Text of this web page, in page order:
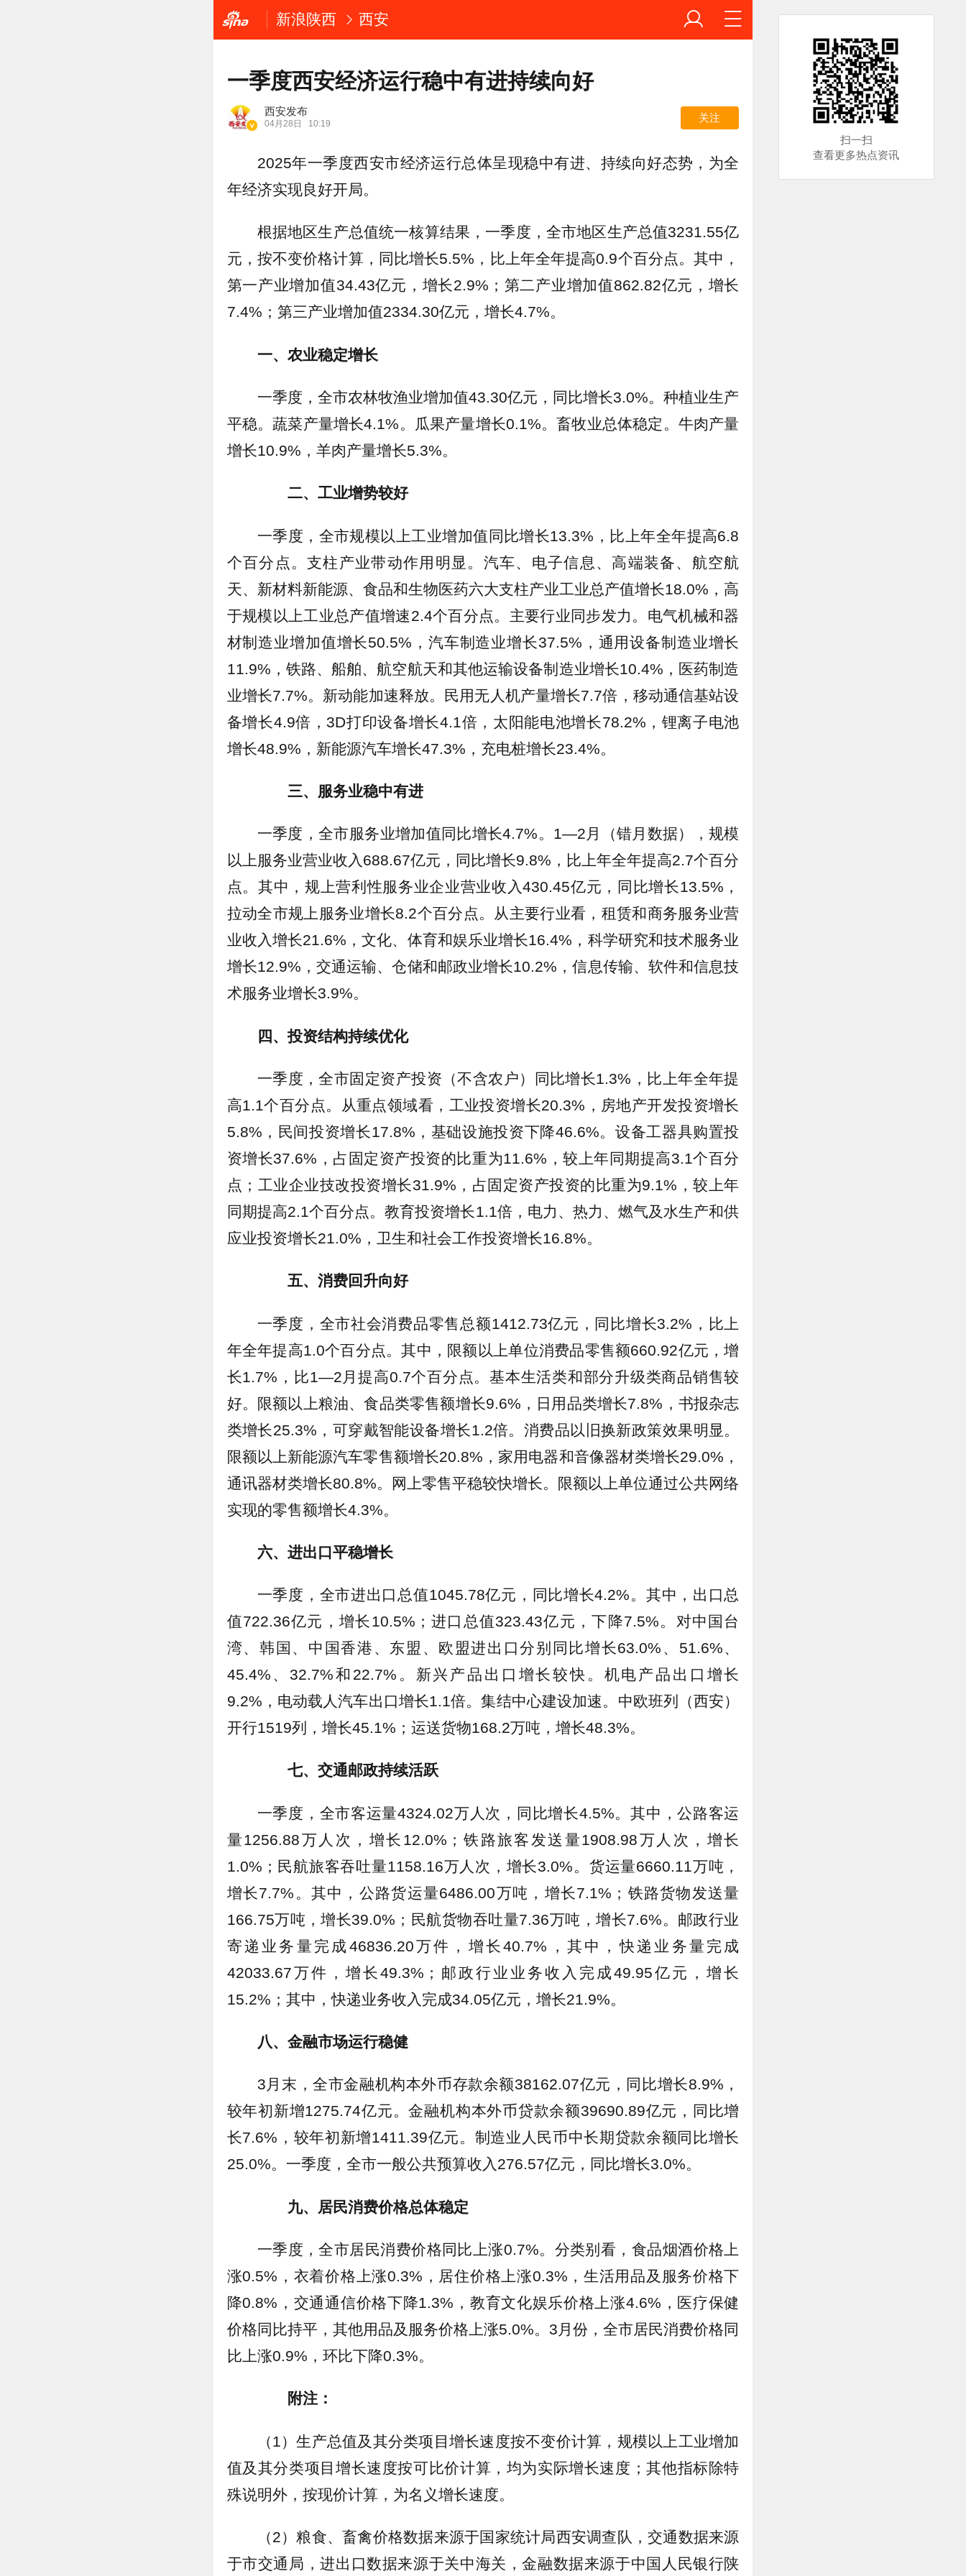
新浪陕西 西安
一季度西安经济运行稳中有进持续向好
西安发布
04月28日 10:19
关注
2025年一季度西安市经济运行总体呈现稳中有进、持续向好态势，为全
年经济实现良好开局。
根据地区生产总值统一核算结果，一季度，全市地区生产总值3231.55亿
元，按不变价格计算，同比增长5.5%，比上年全年提高0.9个百分点。其中，
第一产业增加值34.43亿元，增长2.9%；第二产业增加值862.82亿元，增长
7.4%；第三产业增加值2334.30亿元，增长4.7%。
一、农业稳定增长
一季度，全市农林牧渔业增加值43.30亿元，同比增长3.0%。种植业生产
平稳。蔬菜产量增长4.1%。瓜果产量增长0.1%。畜牧业总体稳定。牛肉产量
增长10.9%，羊肉产量增长5.3%。
二、工业增势较好
一季度，全市规模以上工业增加值同比增长13.3%，比上年全年提高6.8
个百分点。支柱产业带动作用明显。汽车、电子信息、高端装备、航空航
天、新材料新能源、食品和生物医药六大支柱产业工业总产值增长18.0%，高
于规模以上工业总产值增速2.4个百分点。主要行业同步发力。电气机械和器
材制造业增加值增长50.5%，汽车制造业增长37.5%，通用设备制造业增长
11.9%，铁路、船舶、航空航天和其他运输设备制造业增长10.4%，医药制造
业增长7.7%。新动能加速释放。民用无人机产量增长7.7倍，移动通信基站设
备增长4.9倍，3D打印设备增长4.1倍，太阳能电池增长78.2%，锂离子电池
增长48.9%，新能源汽车增长47.3%，充电桩增长23.4%。
三、服务业稳中有进
一季度，全市服务业增加值同比增长4.7%。1—2月（错月数据），规模
以上服务业营业收入688.67亿元，同比增长9.8%，比上年全年提高2.7个百分
点。其中，规上营利性服务业企业营业收入430.45亿元，同比增长13.5%，
拉动全市规上服务业增长8.2个百分点。从主要行业看，租赁和商务服务业营
业收入增长21.6%，文化、体育和娱乐业增长16.4%，科学研究和技术服务业
增长12.9%，交通运输、仓储和邮政业增长10.2%，信息传输、软件和信息技
术服务业增长3.9%。
四、投资结构持续优化
一季度，全市固定资产投资（不含农户）同比增长1.3%，比上年全年提
高1.1个百分点。从重点领域看，工业投资增长20.3%，房地产开发投资增长
5.8%，民间投资增长17.8%，基础设施投资下降46.6%。设备工器具购置投
资增长37.6%，占固定资产投资的比重为11.6%，较上年同期提高3.1个百分
点；工业企业技改投资增长31.9%，占固定资产投资的比重为9.1%，较上年
同期提高2.1个百分点。教育投资增长1.1倍，电力、热力、燃气及水生产和供
应业投资增长21.0%，卫生和社会工作投资增长16.8%。
五、消费回升向好
一季度，全市社会消费品零售总额1412.73亿元，同比增长3.2%，比上
年全年提高1.0个百分点。其中，限额以上单位消费品零售额660.92亿元，增
长1.7%，比1—2月提高0.7个百分点。基本生活类和部分升级类商品销售较
好。限额以上粮油、食品类零售额增长9.6%，日用品类增长7.8%，书报杂志
类增长25.3%，可穿戴智能设备增长1.2倍。消费品以旧换新政策效果明显。
限额以上新能源汽车零售额增长20.8%，家用电器和音像器材类增长29.0%，
通讯器材类增长80.8%。网上零售平稳较快增长。限额以上单位通过公共网络
实现的零售额增长4.3%。
六、进出口平稳增长
一季度，全市进出口总值1045.78亿元，同比增长4.2%。其中，出口总
值722.36亿元，增长10.5%；进口总值323.43亿元，下降7.5%。对中国台
湾、韩国、中国香港、东盟、欧盟进出口分别同比增长63.0%、51.6%、
45.4%、32.7%和22.7%。新兴产品出口增长较快。机电产品出口增长
9.2%，电动载人汽车出口增长1.1倍。集结中心建设加速。中欧班列（西安）
开行1519列，增长45.1%；运送货物168.2万吨，增长48.3%。
七、交通邮政持续活跃
一季度，全市客运量4324.02万人次，同比增长4.5%。其中，公路客运
量1256.88万人次，增长12.0%；铁路旅客发送量1908.98万人次，增长
1.0%；民航旅客吞吐量1158.16万人次，增长3.0%。货运量6660.11万吨，
增长7.7%。其中，公路货运量6486.00万吨，增长7.1%；铁路货物发送量
166.75万吨，增长39.0%；民航货物吞吐量7.36万吨，增长7.6%。邮政行业
寄递业务量完成46836.20万件，增长40.7%，其中，快递业务量完成
42033.67万件，增长49.3%；邮政行业业务收入完成49.95亿元，增长
15.2%；其中，快递业务收入完成34.05亿元，增长21.9%。
八、金融市场运行稳健
3月末，全市金融机构本外币存款余额38162.07亿元，同比增长8.9%，
较年初新增1275.74亿元。金融机构本外币贷款余额39690.89亿元，同比增
长7.6%，较年初新增1411.39亿元。制造业人民币中长期贷款余额同比增长
25.0%。一季度，全市一般公共预算收入276.57亿元，同比增长3.0%。
九、居民消费价格总体稳定
一季度，全市居民消费价格同比上涨0.7%。分类别看，食品烟酒价格上
涨0.5%，衣着价格上涨0.3%，居住价格上涨0.3%，生活用品及服务价格下
降0.8%，交通通信价格下降1.3%，教育文化娱乐价格上涨4.6%，医疗保健
价格同比持平，其他用品及服务价格上涨5.0%。3月份，全市居民消费价格同
比上涨0.9%，环比下降0.3%。
附注：
（1）生产总值及其分类项目增长速度按不变价计算，规模以上工业增加
值及其分类项目增长速度按可比价计算，均为实际增长速度；其他指标除特
殊说明外，按现价计算，为名义增长速度。
（2）粮食、畜禽价格数据来源于国家统计局西安调查队，交通数据来源
于市交通局，进出口数据来源于关中海关，金融数据来源于中国人民银行陕
扫一扫
查看更多热点资讯